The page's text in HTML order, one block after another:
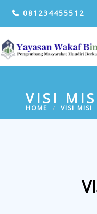
081234455512
VISI
HOME VISI MISI